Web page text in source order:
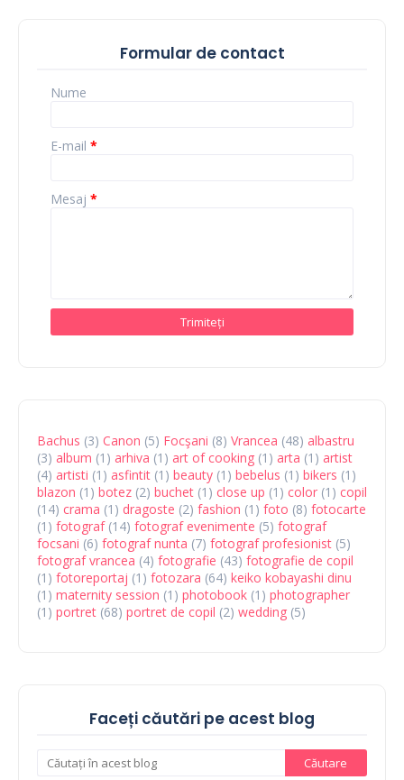
Formular de contact
Nume
E-mail *
Mesaj *
Bachus (3) Canon (5) Focşani (8) Vrancea (48) albastru
(3) album (1) arhiva (1) art of cooking (1) arta (1) artist
(4) artisti (1) asfintit (1) beauty (1) bebelus (1) bikers (1)
blazon (1) botez (2) buchet (1) close up (1) color (1) copil
(14) crama (1) dragoste (2) fashion (1) foto (8) fotocarte
(1) fotograf (14) fotograf evenimente (5) fotograf
focsani (6) fotograf nunta (7) fotograf profesionist (5)
fotograf vrancea (4) fotografie (43) fotografie de copil
(1) fotoreportaj (1) fotozara (64) keiko kobayashi dinu
(1) maternity session (1) photobook (1) photographer
(1) portret (68) portret de copil (2) wedding (5)
Faceți căutări pe acest blog